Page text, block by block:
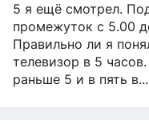
5 я ещё смотрел.
промежуток с 5.00
Правильно ли я
телевизор в 5
раньше 5 и в пять в...